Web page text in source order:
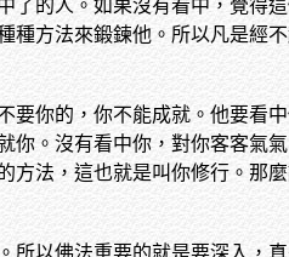
的人。如果沒有看中，覺得
方法來鍛鍊他。所以凡是經
你的，你不能成就。他要看
。沒有看中你，對你客客氣
方法，這也就是叫你修行。那
以佛法重要的就是要深入，